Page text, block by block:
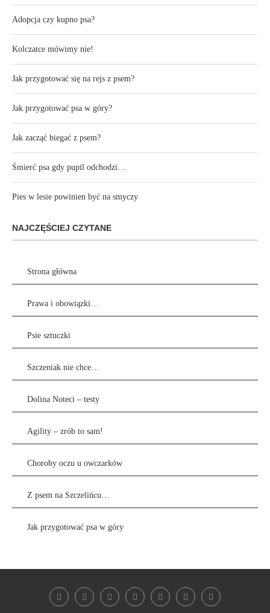
Adopcja czy kupno psa?
Kolczatce mówimy nie!
Jak przygotować się na rejs z psem?
Jak przygotować psa w góry?
Jak zacząć biegać z psem?
Śmierć psa gdy pupil odchodzi…
Pies w lesie powinien być na smyczy
NAJCZĘŚCIEJ CZYTANE
Strona główna
Prawa i obowiązki…
Psie sztuczki
Szczeniak nie chce…
Dolina Noteci – testy
Agility – zrób to sam!
Choroby oczu u owczarków
Z psem na Szczelińcu…
Jak przygotować psa w góry